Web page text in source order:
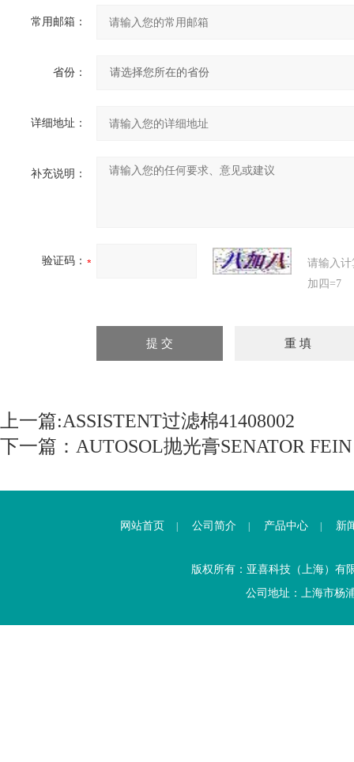
常用邮箱：
省份：
详细地址：
补充说明：
验证码：
请输入
加四=7
上一篇:ASSISTENT过滤棉41408002
下一篇： AUTOSOL抛光膏SENATOR FEIN
网站首页 公司简介 产品中心 新
版权所有：亚喜科技（上海）
公司地址：上海市杨